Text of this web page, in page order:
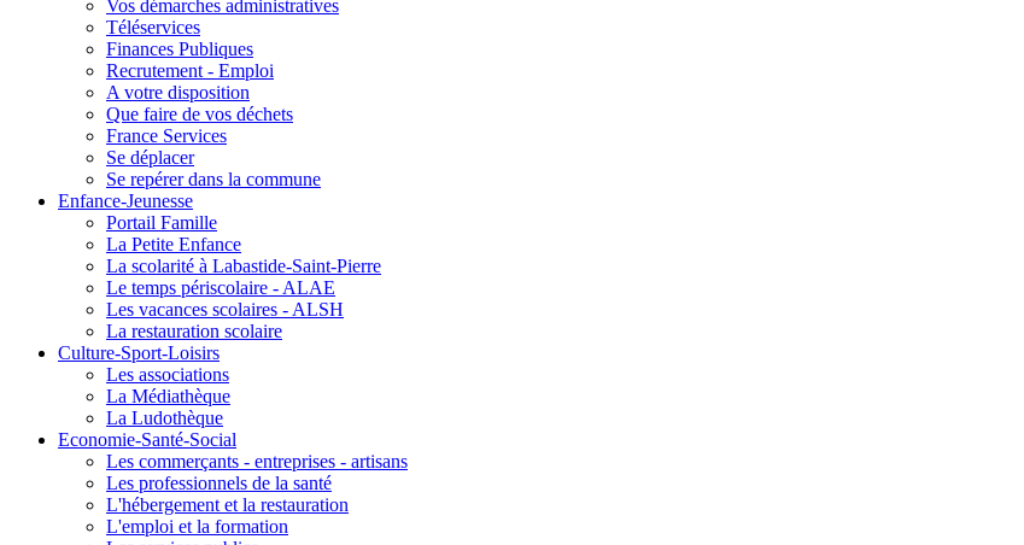
Vos démarches administratives
Téléservices
Finances Publiques
Recrutement - Emploi
A votre disposition
Que faire de vos déchets
France Services
Se déplacer
Se repérer dans la commune
Enfance-Jeunesse
Portail Famille
La Petite Enfance
La scolarité à Labastide-Saint-Pierre
Le temps périscolaire - ALAE
Les vacances scolaires - ALSH
La restauration scolaire
Culture-Sport-Loisirs
Les associations
La Médiathèque
La Ludothèque
Economie-Santé-Social
Les commerçants - entreprises - artisans
Les professionnels de la santé
L'hébergement et la restauration
L'emploi et la formation